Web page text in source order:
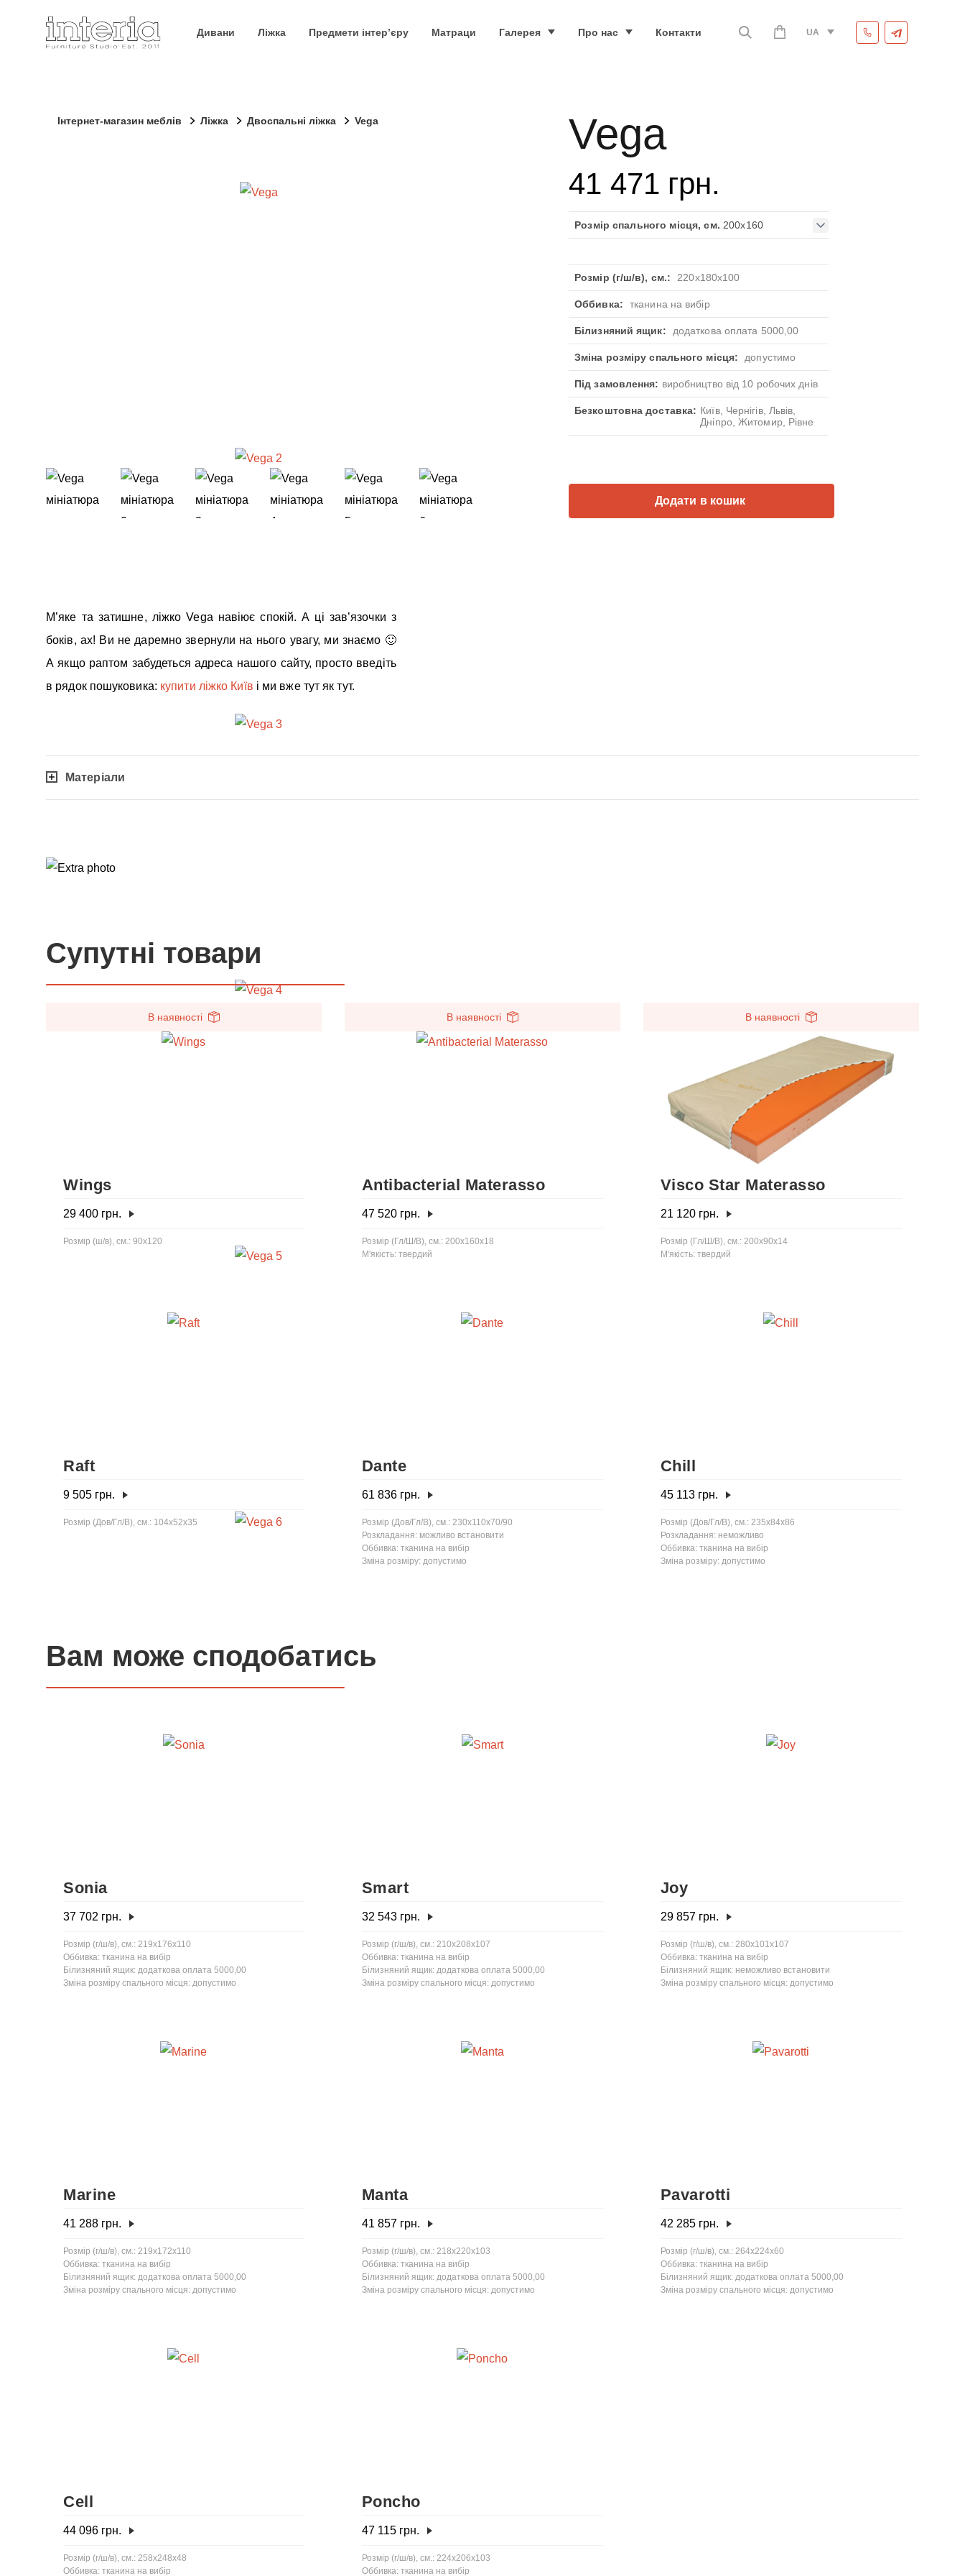
Дивани Ліжка Предмети інтер’єру Матраци Галерея Про нас Контакти UA
Інтернет-магазин меблів Ліжка Двоспальні ліжка Vega Vega
41 471 грн.
Розмір спального місця, см. 200x160
Розмір (г/ш/в), см.: 220x180x100
Оббивка: тканина на вибір
Білизняний ящик: додаткова оплата 5000,00
Зміна розміру спального місця: допустимо
Під замовлення: виробництво від 10 робочих днів
Безкоштовна доставка: Київ, Чернігів, Львів,
Дніпро, Житомир, Рівне
Додати в кошик
М’яке та затишне, ліжко Vega навіює спокій. А ці зав’язочки з
боків, ах! Ви не даремно звернули на нього увагу, ми знаємо 🙂
А якщо раптом забудеться адреса нашого сайту, просто введіть
в рядок пошуковика: купити ліжко Київ і ми вже тут як тут.
Матеріали
Супутні товари
В наявності
Wings
29 400 грн.
Розмір (ш/в), см.: 90x120
В наявності
Antibacterial Materasso
47 520грн.
Розмір (Гл/Ш/В), см.: 200x160x18
М'якість: твердий
В наявності
Visco Star Materasso
21 120грн.
Розмір (Гл/Ш/В), см.: 200x90x14
М'якість: твердий
Raft
9 505 грн.
Розмір (Дов/Гл/В), см.: 104x52x35
Dante
61 836грн.
Розмір (Дов/Гл/В), см.: 230x110x70/90
Розкладання: можливо встановити
Оббивка: тканина на вибір
Зміна розміру: допустимо
Chill
45 113грн.
Розмір (Дов/Гл/В), см.: 235x84x86
Розкладання: неможливо
Оббивка: тканина на вибір
Зміна розміру: допустимо
Вам може сподобатись
Sonia
37 702 грн.
Розмір (г/ш/в), см.: 219x176x110
Оббивка: тканина на вибір
Білизняний ящик: додаткова оплата 5000,00
Зміна розміру спального місця: допустимо
Smart
32 543грн.
Розмір (г/ш/в), см.: 210x208x107
Оббивка: тканина на вибір
Білизняний ящик: додаткова оплата 5000,00
Зміна розміру спального місця: допустимо
Joy
29 857грн.
Розмір (г/ш/в), см.: 280x101x107
Оббивка: тканина на вибір
Білизняний ящик: неможливо встановити
Зміна розміру спального місця: допустимо
Marine
41 288 грн.
Розмір (г/ш/в), см.: 219x172x110
Оббивка: тканина на вибір
Білизняний ящик: додаткова оплата 5000,00
Зміна розміру спального місця: допустимо
Manta
41 857грн.
Розмір (г/ш/в), см.: 218x220x103
Оббивка: тканина на вибір
Білизняний ящик: додаткова оплата 5000,00
Зміна розміру спального місця: допустимо
Pavarotti
42 285грн.
Розмір (г/ш/в), см.: 264x224x60
Оббивка: тканина на вибір
Білизняний ящик: додаткова оплата 5000,00
Зміна розміру спального місця: допустимо
Cell
44 096 грн.
Розмір (г/ш/в), см.: 258x248x48
Оббивка: тканина на вибір
Poncho
47 115грн.
Розмір (г/ш/в), см.: 224x206x103
Оббивка: тканина на вибір